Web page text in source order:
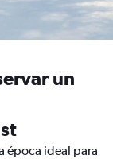
un
época ideal para